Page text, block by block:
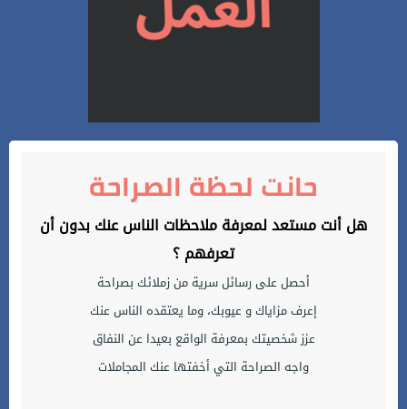
حانت لحظة الصراحة
هل أنت مستعد لمعرفة ملاحظات الناس عنك بدون أن
تعرفهم ؟
أحصل على رسائل سرية من زملائك بصراحة
إعرف مزاياك و عيوبك، وما يعتقده الناس عنك
عزز شخصيتك بمعرفة الواقع بعيدا عن النفاق
واجه الصراحة التي أخفتها عنك المجاملات